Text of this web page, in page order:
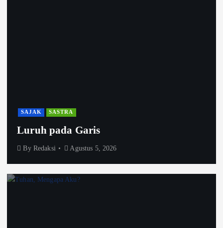
SAJAK SASTRA
Luruh pada Garis
By Redaksi Agustus 5, 2026